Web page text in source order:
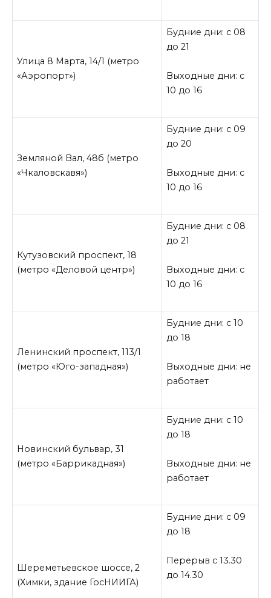
Улица 8 Марта, 14/1 (метро
«Аэропорт»)
Будние дни: с 08
до 21
Выходные дни: с
10 до 16
Земляной Вал, 48б (метро
«Чкаловскавя»)
Будние дни: с 09
до 20
Выходные дни: с
10 до 16
Кутузовский проспект, 18
(метро «Деловой центр»)
Будние дни: с 08
до 21
Выходные дни: с
10 до 16
Ленинский проспект, 113/1
(метро «Юго-западная»)
Будние дни: с 10
до 18
Выходные дни: не
работает
Новинский бульвар, 31
(метро «Баррикадная»)
Будние дни: с 10
до 18
Выходные дни: не
работает
Шереметьевское шоссе, 2
(Химки, здание ГосНИИГА)
Будние дни: с 09
до 18
Перерыв с 13.30
до 14.30